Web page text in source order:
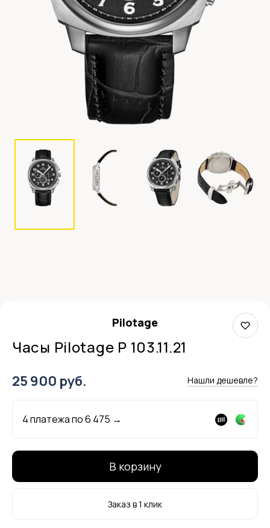
Pilotage
Часы Pilotage P 103.11.21
25 900 руб. Нашли дешевле?
4 платежа по6 475 →
В корзину
Заказ в 1 клик